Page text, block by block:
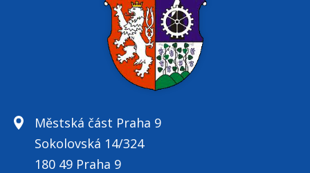
Městská část Praha 9
Sokolovská 14/324
180 49 Praha 9